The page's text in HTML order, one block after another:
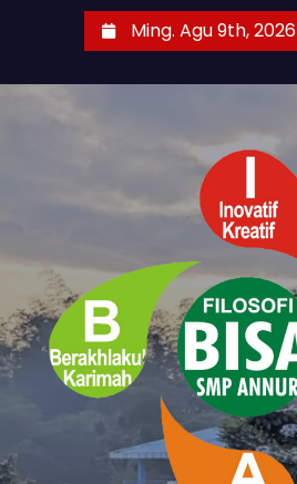
n
e
n
Ming. Agu 9th, 2026